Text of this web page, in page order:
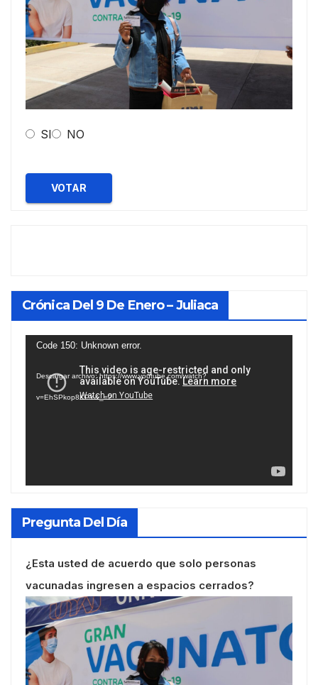
SI NO
VOTAR
Crónica Del 9 De Enero – Juliaca
Reproductor
vídeo
Code 150: Unknown error.
Descargar archivo: https://www.youtube.com/watch?
v=EhSPkop8KPY&_=2
Pregunta Del Día
¿Esta usted de acuerdo que solo personas
vacunadas ingresen a espacios cerrados?